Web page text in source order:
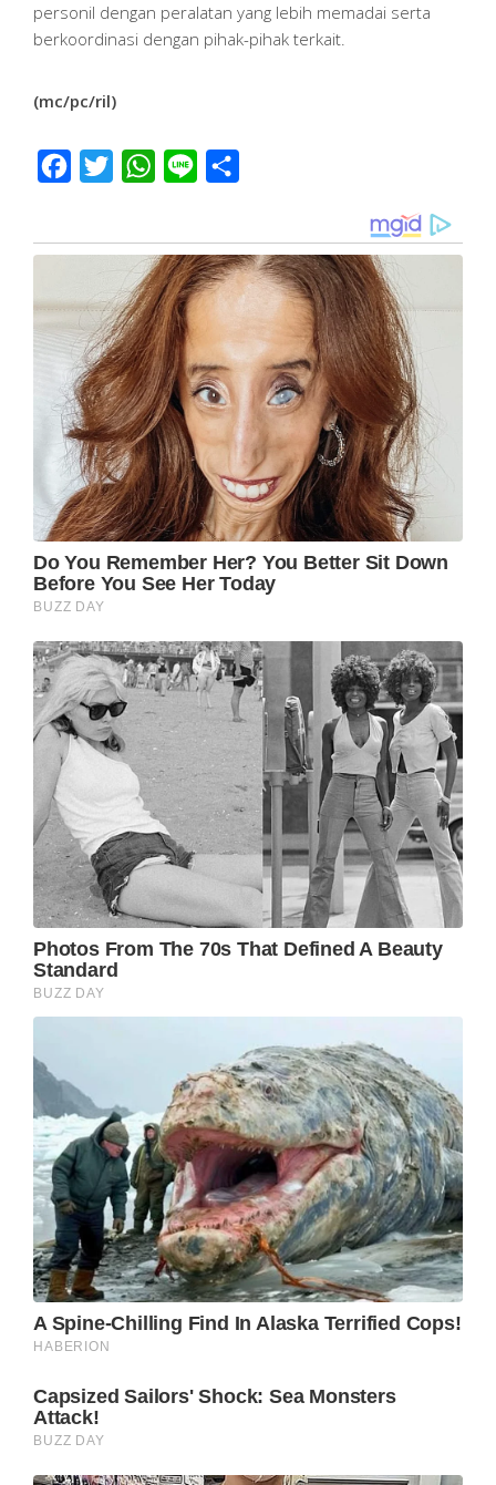
personil dengan peralatan yang lebih memadai serta
berkoordinasi dengan pihak-pihak terkait.
(mc/pc/ril)
Facebook
Twitter WhatsApp
Line